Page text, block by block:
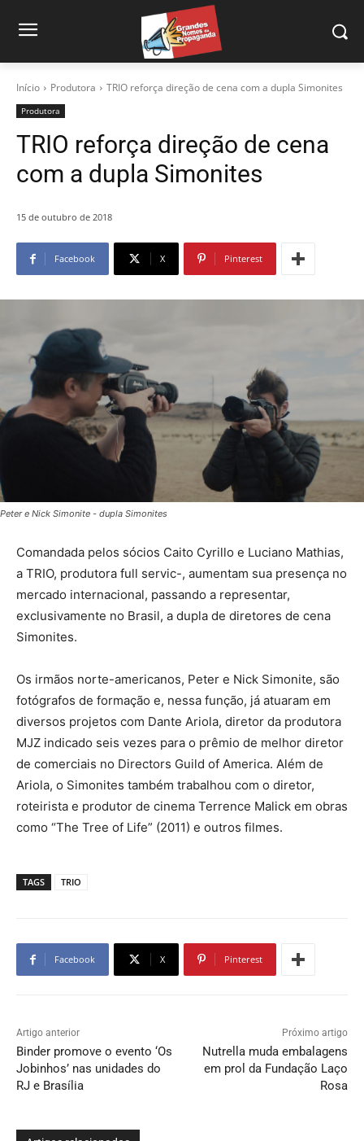
Início Produtora TRIO reforça direção de cena com a dupla Simonites
Produtora
TRIO reforça direção de cena
com a dupla Simonites
15 de outubro de 2018
Facebook X Pinterest
Peter e Nick Simonite - dupla Simonites
Comandada pelos sócios Caito Cyrillo e Luciano Mathias,
a TRIO, produtora full servic-, aumentam sua presença no
mercado internacional, passando a representar,
exclusivamente no Brasil, a dupla de diretores de cena
Simonites.
Os irmãos norte-americanos, Peter e Nick Simonite, são
fotógrafos de formação e, nessa função, já atuaram em
diversos projetos com Dante Ariola, diretor da produtora
MJZ indicado seis vezes para o prêmio de melhor diretor
de comerciais no Directors Guild of America. Além de
Ariola, o Simonites também trabalhou com o diretor,
roteirista e produtor de cinema Terrence Malick em obras
como “The Tree of Life” (2011) e outros filmes.
TAGS TRIO
Facebook X Pinterest
Artigo anterior
Binder promove o evento ‘Os
Jobinhos’ nas unidades do
RJ e Brasília
Próximo artigo
Nutrella muda embalagens
em prol da Fundação Laço
Rosa